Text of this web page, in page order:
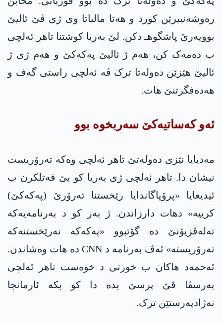
رەوشەنبیرێن کورد و هەتا مالباتا وی ژی ڤێ ئالیێ
بوویەرێ پاشگوهـ دکن. لێ بەریا کوشتنا تاهر ئەلچی
ب دەمەک کن، هەم ژ ئالیێ په‌كه‌كێ و هەم ژی ژ
ئالیێ هێزێن دەولەتا ترک ڤە ئەلچی راستی گەف و
هەدەفگرتنێ هات.
ئەو کەساتیه‌کێ سەربخوە بوو
مەدیایا نێزی دەولەتێ تاهر ئەلچی وەکە تەرۆریست
نیشان دا. تاهر ئەلچی ژی بەریا کو بێ قەتلکرن ب
ئیدیعایا «پرۆپاگاندایا رێخستنا تەرۆرێ (په‌كه‌كێ)
کرییە» دهات دارزاندن. ژ بەر کو د بەرنامەیەکە
تەلەڤزیۆنێ دە گۆتبوو «په‌كه‌كه‌ نەرێخستنەکە
تەرۆریستە» ئەڤ بەرنامە د CNN دە هات وەشاندن.
ئەحمەد هاکان ب خورتی د خوەست تاهر ئەلچی
بەرسڤا ڤێ پرسێ بدە دا کو بکە ئارمانجا
نه‌ژادپەرستێن ترک.